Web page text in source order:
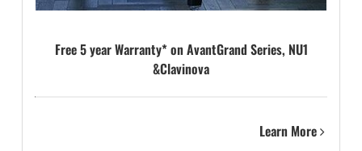
Free 5 year Warranty* on AvantGrand Series, NU1
&Clavinova
Learn More